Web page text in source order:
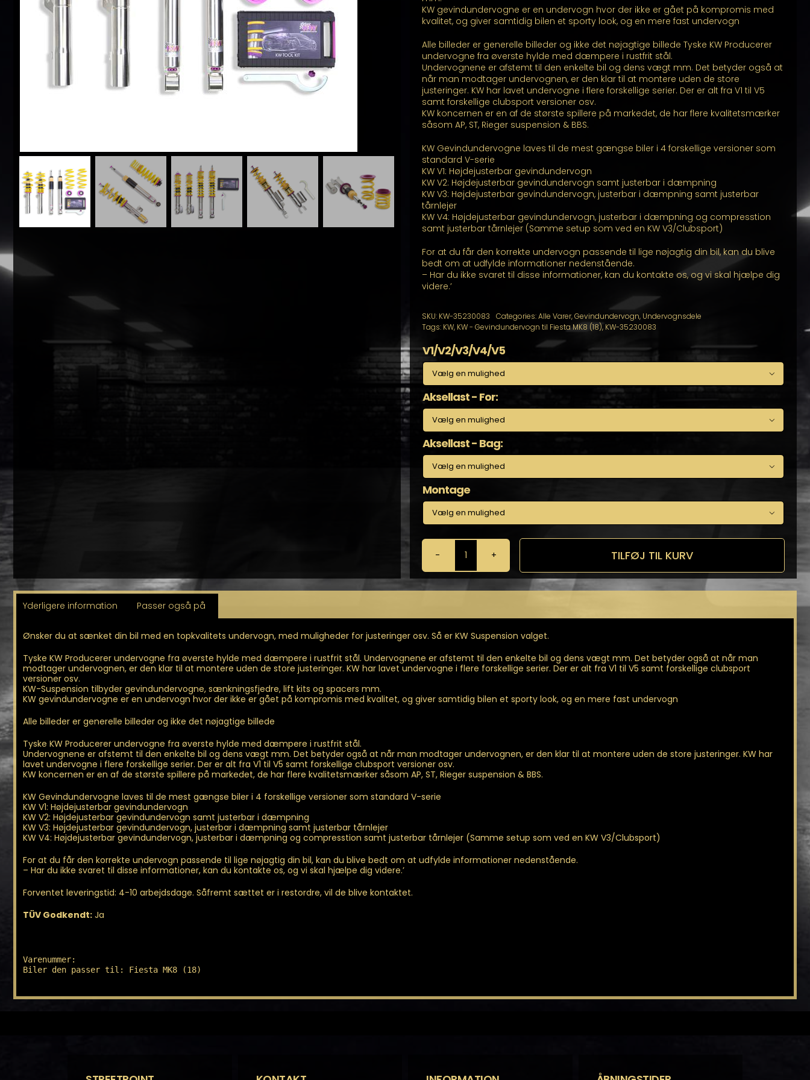
KW gevindundervogne er en undervogn hvor der ikke er gået på kompromis med
kvalitet, og giver samtidig bilen et sporty look, og en mere fast undervogn
Alle billeder er generelle billeder og ikke det nøjagtige billede Tyske KW Producerer
undervogne fra øverste hylde med dæmpere i rustfrit stål.
Undervognene er afstemt til den enkelte bil og dens vægt mm. Det betyder også at
når man modtager undervognen, er den klar til at montere uden de store
justeringer. KW har lavet undervogne i flere forskellige serier. Der er alt fra V1 til V5
samt forskellige clubsport versioner osv.
KW koncernen er en af de største spillere på markedet, de har flere kvalitetsmærker
såsom AP, ST, Rieger suspension & BBS.
KW Gevindundervogne laves til de mest gængse biler i 4 forskellige versioner som
standard V-serie
KW V1: Højdejusterbar gevindundervogn
KW V2: Højdejusterbar gevindundervogn samt justerbar i dæmpning
KW V3: Højdejusterbar gevindundervogn, justerbar i dæmpning samt justerbar
tårnlejer
KW V4: Højdejusterbar gevindundervogn, justerbar i dæmpning og compresstion
samt justerbar tårnlejer (Samme setup som ved en KW V3/Clubsport)
For at du får den korrekte undervogn passende til lige nøjagtig din bil, kan du blive
bedt om at udfylde informationer nedenstående.
– Har du ikke svaret til disse informationer, kan du kontakte os, og vi skal hjælpe dig
videre.’
SKU: KW-35230083 Categories:Alle Varer,Gevindundervogn, Undervognsdele
Tags: KW, KW - Gevindundervogn til Fiesta MK8 (18), KW-35230083
V1/V2/V3/V4/V5

Aksellast - For:

Aksellast - Bag:

Montage

KW
-
Gevindundervogn
til
MK8
antal
TILFØJ TIL KURV
Yderligere information Passer også på
Ønsker du at sænket din bil med en topkvalitets undervogn, med muligheder for justeringer osv. Så er KW Suspension valget.
Tyske KW Producerer undervogne fra øverste hylde med dæmpere i rustfrit stål. Undervognene er afstemt til den enkelte bil og dens vægt mm. Det betyder også at når man
modtager undervognen, er den klar til at montere uden de store justeringer. KW har lavet undervogne i flere forskellige serier. Der er alt fra V1 til V5 samt forskellige clubsport
versioner osv.
KW-Suspension tilbyder gevindundervogne, sænkningsfjedre, lift kits og spacers mm.
KW gevindundervogne er en undervogn hvor der ikke er gået på kompromis med kvalitet, og giver samtidig bilen et sporty look, og en mere fast undervogn
Alle billeder er generelle billeder og ikke det nøjagtige billede
Tyske KW Producerer undervogne fra øverste hylde med dæmpere i rustfrit stål.
Undervognene er afstemt til den enkelte bil og dens vægt mm. Det betyder også at når man modtager undervognen, er den klar til at montere uden de store justeringer. KW har
lavet undervogne i flere forskellige serier. Der er alt fra V1 til V5 samt forskellige clubsport versioner osv.
KW koncernen er en af de største spillere på markedet, de har flere kvalitetsmærker såsom AP, ST, Rieger suspension & BBS.
KW Gevindundervogne laves til de mest gængse biler i 4 forskellige versioner som standard V-serie
KW V1: Højdejusterbar gevindundervogn
KW V2: Højdejusterbar gevindundervogn samt justerbar i dæmpning
KW V3: Højdejusterbar gevindundervogn, justerbar i dæmpning samt justerbar tårnlejer
KW V4: Højdejusterbar gevindundervogn, justerbar i dæmpning og compresstion samt justerbar tårnlejer (Samme setup som ved en KW V3/Clubsport)
For at du får den korrekte undervogn passende til lige nøjagtig din bil, kan du blive bedt om at udfylde informationer nedenstående.
– Har du ikke svaret til disse informationer, kan du kontakte os, og vi skal hjælpe dig videre.’
Forventet leveringstid: 4-10 arbejdsdage. Såfremt sættet er i restordre, vil de blive kontaktet.
TÜV Godkendt: Ja
Varenummer:
Biler den passer til: Fiesta MK8 (18)